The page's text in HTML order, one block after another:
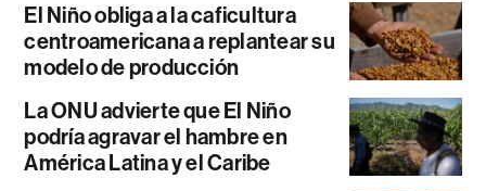
El Niño obliga a la caficultura
centroamericana a replantear su
modelo de producción
La ONU advierte que El Niño
podría agravar el hambre en
América Latina y el Caribe